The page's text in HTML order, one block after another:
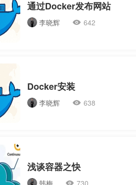
通过Docker发布网站
李晓辉 642
Docker安装
李晓辉 638
浅谈容器之快
韩梅 730